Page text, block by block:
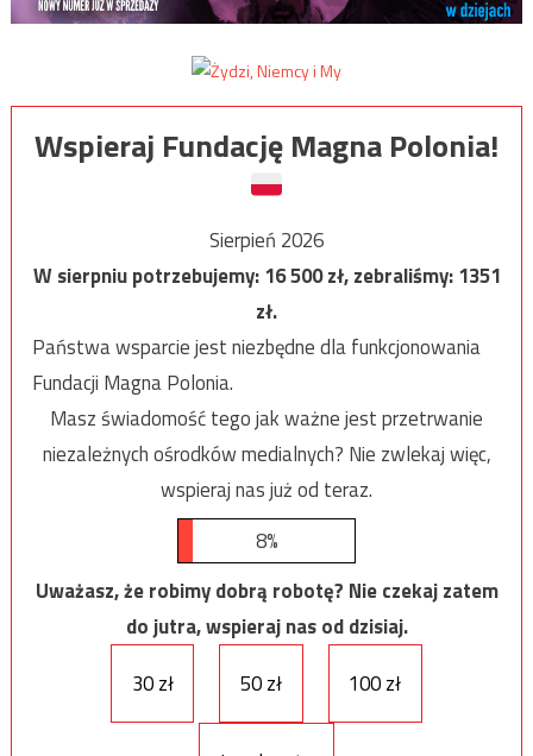
Wspieraj Fundację Magna Polonia!
Sierpień 2026
W sierpniu potrzebujemy:16 500zł, zebraliśmy:1351
zł.
Państwa wsparcie jest niezbędne dla funkcjonowania
Fundacji Magna Polonia.
Masz świadomość tego jak ważne jest przetrwanie
niezależnych ośrodków medialnych? Nie zwlekaj więc,
wspieraj nas już od teraz.
8%
Uważasz, że robimy dobrą robotę? Nie czekaj zatem
do jutra, wspieraj nas od dzisiaj.
30 zł
50 zł 100 zł